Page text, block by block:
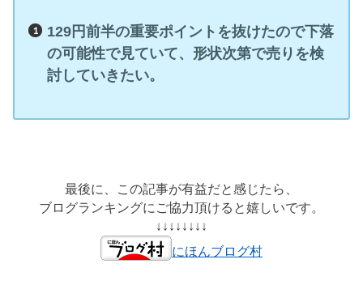
129円前半の重要ポイントを抜けたので下落
の可能性で見ていて、形状次第で売りを検
討していきたい。
最後に、この記事が有益だと感じたら、
ブログランキングにご協力頂けると嬉しいです。
↓↓↓↓↓↓↓↓
にほんブログ村